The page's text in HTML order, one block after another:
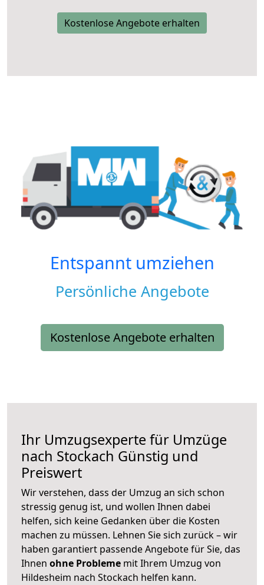
Kostenlose Angebote erhalten
Entspannt umziehen
Persönliche Angebote
Kostenlose Angebote erhalten
Ihr Umzugsexperte für Umzüge
nach Stockach Günstig und
Preiswert
Wir verstehen, dass der Umzug an sich schon
stressig genug ist, und wollen Ihnen dabei
helfen, sich keine Gedanken über die Kosten
machen zu müssen. Lehnen Sie sich zurück – wir
haben garantiert passende Angebote für Sie, das
Ihnen ohne Probleme mit Ihrem Umzug von
Hildesheim nach Stockach helfen kann.